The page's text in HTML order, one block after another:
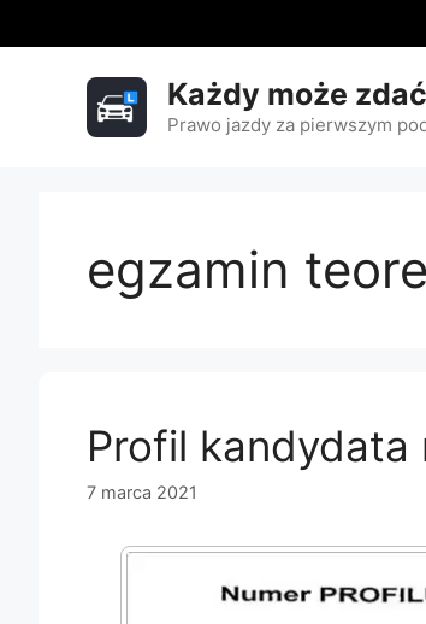
do
Każdy może
Prawo jazdy za pierwszym
egzamin
Profil kandydata
7 marca 2021